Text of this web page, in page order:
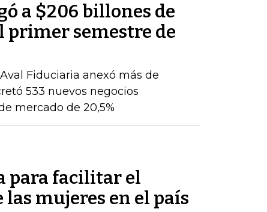
a $206 billones de
primer semestre de
Fiduciaria anexó más de
533 nuevos negocios
mercado de 20,5%
para facilitar el
las mujeres en el país